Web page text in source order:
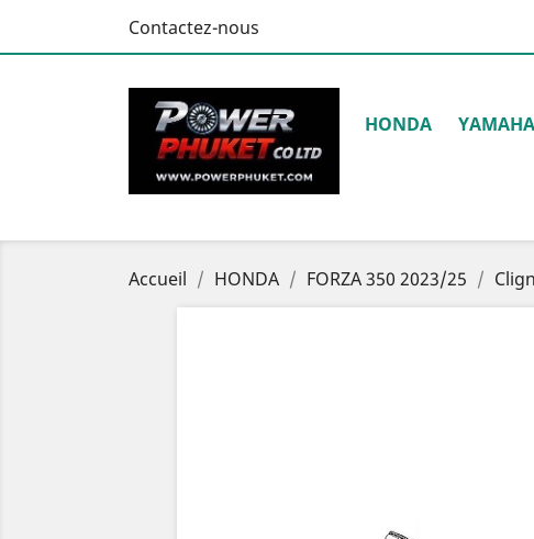
Contactez-nous
HONDA YAMAHA
Accueil HONDA FORZA 350 2023/25